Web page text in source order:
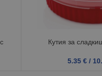
Кутия за
5.35 € /